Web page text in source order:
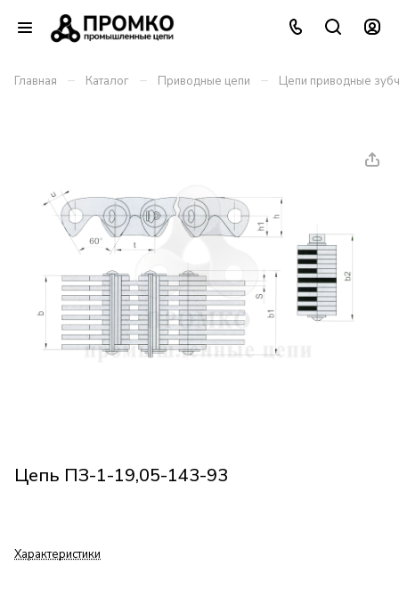
Главная – Каталог – Приводные цепи – Цепи приводные
Цепь ПЗ-1-19,05-143-93
Характеристики